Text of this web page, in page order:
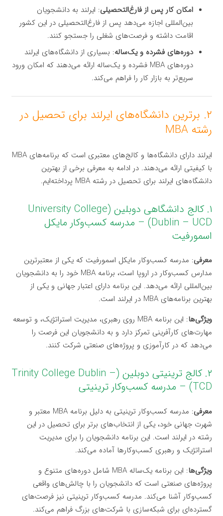
امکان کار پس از فارغ‌التحصیلی: ایرلند به دانشجویان
بین‌المللی اجازه می‌دهد پس از فارغ‌التحصیلی در این کشور
اقامت داشته و فرصت‌های شغلی را جستجو کنند.
دوره‌های فشرده و یک‌ساله: بسیاری از دانشگاه‌های ایرلند
دوره‌های MBA فشرده و یک‌ساله ارائه می‌دهند که امکان ورود
سریع‌تر به بازار کار را فراهم می‌کند.
۲. برترین دانشگاه‌های ایرلند برای تحصیل در
رشته MBA
ایرلند دارای دانشگاه‌ها و کالج‌های معتبری است که برنامه‌های MBA
با کیفیتی ارائه می‌دهند. در ادامه به معرفی برخی از بهترین
دانشگاه‌های ایرلند برای تحصیل در رشته MBA پرداخته‌ایم.
۱. کالج دانشگاهی دوبلین (University College
Dublin – UCD) – مدرسه کسب‌وکار مایکل
اسمورفیت
معرفی: مدرسه کسب‌وکار مایکل اسمورفیت که یکی از معتبرترین
مدارس کسب‌وکار در اروپا است، برنامه MBA خود را به دانشجویان
بین‌المللی ارائه می‌دهد. این برنامه دارای اعتبار جهانی و یکی از
بهترین برنامه‌های MBA در ایرلند است.
ویژگی‌ها
: این برنامه MBA روی رهبری، مدیریت استراتژیک، و توسعه
مهارت‌های کارآفرینی تمرکز دارد و به دانشجویان این فرصت را
می‌دهد که در کارآموزی و پروژه‌های صنعتی شرکت کنند.
۲. کالج ترینیتی دوبلین (Trinity College Dublin –
TCD) – مدرسه کسب‌وکار ترینیتی
معرفی
: مدرسه کسب‌وکار ترینیتی به دلیل برنامه MBA معتبر و
شهرت جهانی خود، یکی از انتخاب‌های برتر برای تحصیل در این
رشته در ایرلند است. این برنامه دانشجویان را برای مدیریت
استراتژیک و رهبری کسب‌وکارها آماده می‌کند.
ویژگی‌ها
: این برنامه یک‌ساله MBA شامل دوره‌های متنوع و
پروژه‌های صنعتی است که دانشجویان را با چالش‌های واقعی
کسب‌وکار آشنا می‌کند. مدرسه کسب‌وکار ترینیتی نیز فرصت‌های
گسترده‌ای برای شبکه‌سازی با شرکت‌های بزرگ فراهم می‌کند.